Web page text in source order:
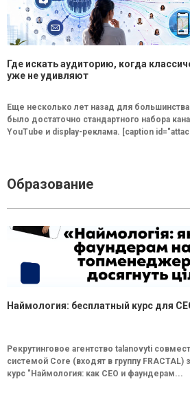
Где искать аудиторию, когда
уже не удивляют
Еще несколько лет назад для
было достаточно стандартного набора
YouTube и display-реклама. [caption
Образование
Наймология: бесплатный курс для
Рекрутинговое агентство talanovyti
системой Core (входят в группу FRACTAL)
курс "Наймология: как СEO и фаундерам...